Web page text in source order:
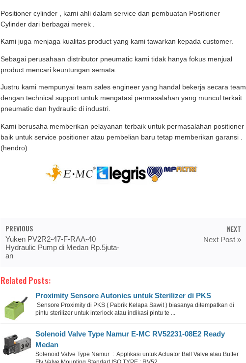
Positioner cylinder , kami ahli dalam service dan pembuatan Positioner
Cylinder dari berbagai merek .
Kami juga menjaga kualitas product yang kami tawarkan kepada customer.
Sebagai perusahaan distributor pneumatic kami tidak hanya fokus menjual
product mencari keuntungan semata.
Justru kami mempunyai team sales engineer yang handal bekerja secara team
dengan technical support untuk mengatasi permasalahan yang muncul terkait
pneumatic dan hydraulic di industri.
Kami berusaha memberikan pelayanan terbaik untuk permasalahan positioner
baik untuk service positioner atau pembelian baru tetap memberikan garansi .
(hendro)
PREVIOUS
Yuken PV2R2-47-F-RAA-40
Hydraulic Pump di Medan Rp.5juta-
an
NEXT
Next Post »
Related Posts:
Proximity Sensore Autonics untuk Sterilizer di PKS
Sensore Proximity di PKS ( Pabrik Kelapa Sawit ) biasanya ditempatkan di
pintu sterilizer untuk interlock atau indikasi pintu te ...
Solenoid Valve Type Namur E-MC RV52231-08E2 Ready
Medan
Solenoid Valve Type Namur : Applikasi untuk Actuator Ball Valve atau Butter